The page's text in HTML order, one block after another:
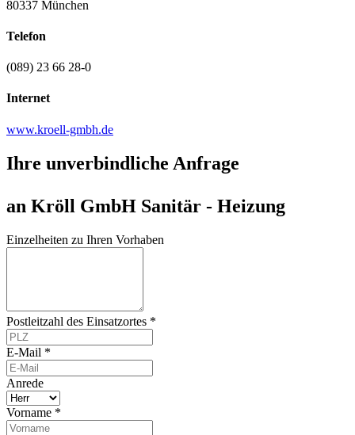
80337 München
Telefon
(089) 23 66 28-0
Internet
www.kroell-gmbh.de
Ihre unverbindliche Anfrage
an Kröll GmbH Sanitär - Heizung
Einzelheiten zu Ihren Vorhaben
Postleitzahl des Einsatzortes *
E-Mail *
Anrede
Vorname *